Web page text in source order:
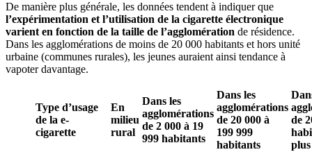
De manière plus générale, les données tendent à indiquer que
l’expérimentation et l’utilisation de la cigarette électronique
varient en fonction de la taille de l’agglomération de résidence.
Dans les agglomérations de moins de 20 000 habitants et hors unité
urbaine (communes rurales), les jeunes auraient ainsi tendance à
vapoter davantage.
Type d’usage
de la e-
cigarette
En
milieu
rural
Dans les
agglomérations
de 2 000 à 19
999 habitants
Dans les
agglomérations
de 20 000 à
199 999
habitants
de
plus